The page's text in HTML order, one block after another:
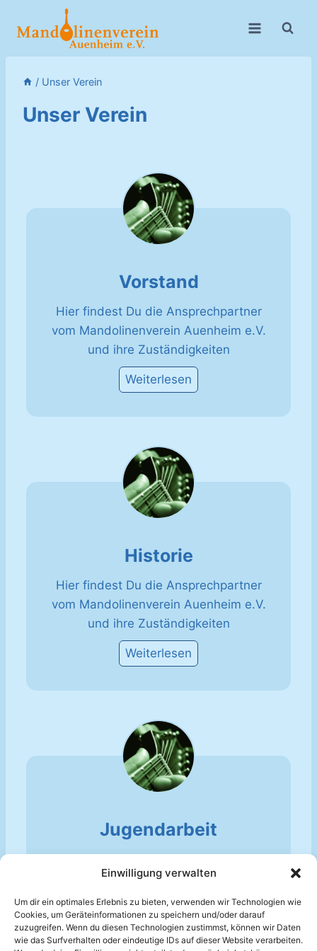
Einwilligung verwalten
Um dir ein optimales Erlebnis zu bieten, verwenden wir Technologien wie
Cookies, um Geräteinformationen zu speichern und/oder darauf
zuzugreifen. Wenn du diesen Technologien zustimmst, können wir Daten
wie das Surfverhalten oder eindeutige IDs auf dieser Website verarbeiten.
Inhalt
/ Unser Verein
Unser Verein
Vorstand
Hier findest Du die Ansprechpartner
vom Mandolinenverein Auenheim e.V.
und ihre Zuständigkeiten
Weiterlesen
Historie
Hier findest Du die Ansprechpartner
vom Mandolinenverein Auenheim e.V.
und ihre Zuständigkeiten
Weiterlesen
Jugendarbeit
vom Mandolinenverein Auenheim e.V.
und ihre Zuständigkeiten
Weiterlesen